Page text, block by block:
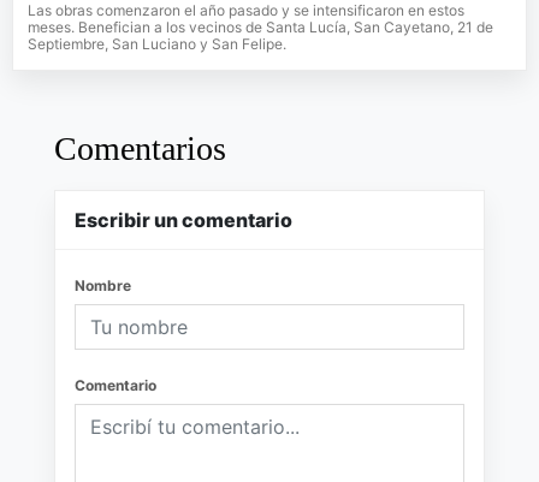
Las obras comenzaron el año pasado y se intensificaron en estos
meses. Benefician a los vecinos de Santa Lucía, San Cayetano, 21 de
Septiembre, San Luciano y San Felipe.
Comentarios
Escribir un comentario
Nombre
Comentario